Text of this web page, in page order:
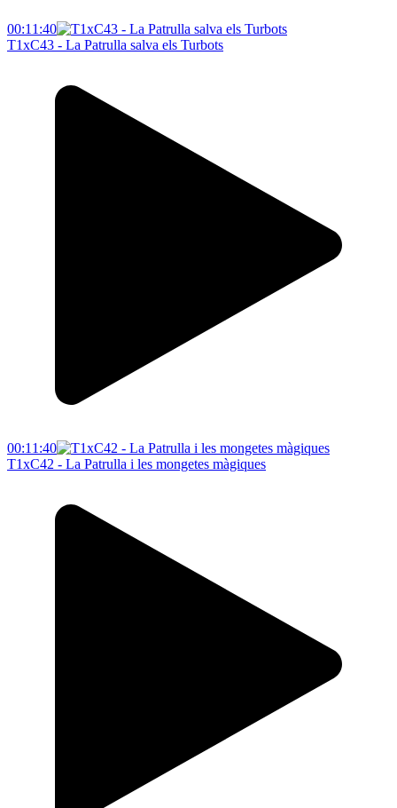
00:11:40
T1xC43 - La Patrulla salva els Turbots
00:11:40
T1xC42 - La Patrulla i les mongetes màgiques